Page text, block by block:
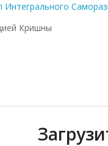
Кришны